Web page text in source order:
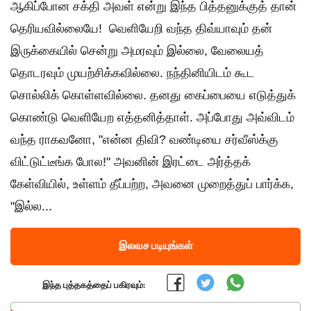
ஆகிப்போன சக்தி அவள் என்று இந்த பித்தனுக்குத் தான்
தெரியவில்லையே! வெளியேறி வந்த திவ்யாவும் தன்
இருக்கையில் சென்று அமரவும் இல்லை, வேலையத்
தொடரவும் முயற்சிக்கவில்லை. நந்தினியிடம் கூட
சொல்லிக் கொள்ளவில்லை. தனது கைப்பையை எடுத்துக்
கொண்டு‌ வெளியேற எத்தனித்தாள். அப்போது அவ்விடம்
வந்த ராகவனோ, "என்ன திவி? வண்டியை சர்வீஸ்க்கு
விட்டுட்டீங்க போல!" அவனின் இரட்டை அர்த்தக்
கேள்வியில், உள்ளம் தீப்பற்ற, அவனை முறைத்துப் பார்க்க,
"இல்ல...
இலவச படியுங்கள்
இந்த புத்தகத்தைப் பகிரவும்: